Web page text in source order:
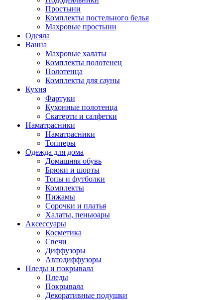
Простыни
Комплекты постельного белья
Махровые простыни
Одеяла
Ванна
Махровые халаты
Комплекты полотенец
Полотенца
Комплекты для сауны
Кухня
Фартуки
Кухонные полотенца
Скатерти и салфетки
Наматрасники
Наматрасники
Топперы
Одежда для дома
Домашняя обувь
Брюки и шорты
Топы и футболки
Комплекты
Пижамы
Сорочки и платья
Халаты, пеньюары
Аксессуары
Косметика
Свечи
Диффузоры
Автодиффузоры
Пледы и покрывала
Пледы
Покрывала
Декоративные подушки